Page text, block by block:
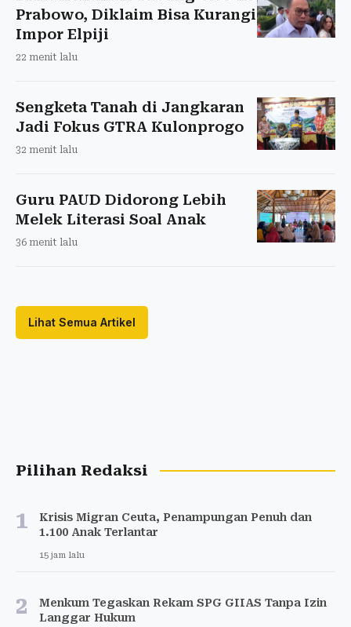
Prabowo, Diklaim Bisa Kurangi
Impor Elpiji
22 menit lalu
Sengketa Tanah di Jangkaran
Jadi Fokus GTRA Kulonprogo
32 menit lalu
Guru PAUD Didorong Lebih
Melek Literasi Soal Anak
36 menit lalu
Lihat Semua Artikel
Pilihan Redaksi
1
Krisis Migran Ceuta, Penampungan Penuh dan
1.100 Anak Terlantar
15 jam lalu
2
Menkum Tegaskan Rekam SPG GIIAS Tanpa Izin
Langgar Hukum